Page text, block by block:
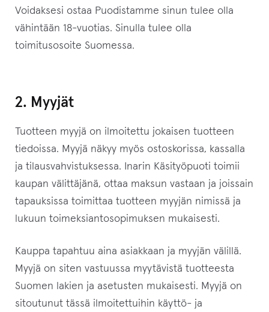
Voidaksesi ostaa Puodistamme sinun tulee olla
vähintään 18-vuotias. Sinulla tulee olla
toimitusosoite Suomessa.
2. Myyjät
Tuotteen myyjä on ilmoitettu jokaisen tuotteen
tiedoissa. Myyjä näkyy myös ostoskorissa, kassalla
ja tilausvahvistuksessa. Inarin Käsityöpuoti toimii
kaupan välittäjänä, ottaa maksun vastaan ja joissain
tapauksissa toimittaa tuotteen myyjän nimissä ja
lukuun toimeksiantosopimuksen mukaisesti.
Kauppa tapahtuu aina asiakkaan ja myyjän välillä.
Myyjä on siten vastuussa myytävistä tuotteesta
Suomen lakien ja asetusten mukaisesti. Myyjä on
sitoutunut tässä ilmoitettuihin käyttö- ja